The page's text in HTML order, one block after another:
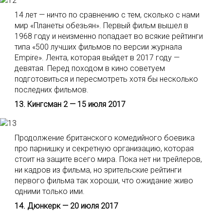
14 лет — ничто по сравнению с тем, сколько с нами
мир «Планеты обезьян». Первый фильм вышел в
1968 году и неизменно попадает во всякие рейтинги
типа «500 лучших фильмов по версии журнала
Empire». Лента, которая выйдет в 2017 году —
девятая. Перед походом в кино советуем
подготовиться и пересмотреть хотя бы несколько
последних фильмов.
13. Кингсман 2 — 15 июля 2017
Продолжение британского комедийного боевика
про парнишку и секретную организацию, которая
стоит на защите всего мира. Пока нет ни трейлеров,
ни кадров из фильма, но зрительские рейтинги
первого фильма так хороши, что ожидание живо
одними только ими.
14. Дюнкерк — 20 июля 2017